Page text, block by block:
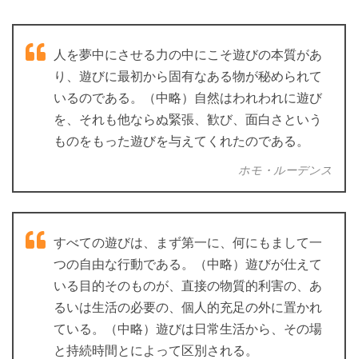
人を夢中にさせる力の中にこそ遊びの本質があ
り、遊びに最初から固有なある物が秘められて
いるのである。（中略）自然はわれわれに遊び
を、それも他ならぬ緊張、歓び、面白さという
ものをもった遊びを与えてくれたのである。
ホモ・ルーデンス
すべての遊びは、まず第一に、何にもまして一
つの自由な行動である。（中略）遊びが仕えて
いる目的そのものが、直接の物質的利害の、あ
るいは生活の必要の、個人的充足の外に置かれ
ている。（中略）遊びは日常生活から、その場
と持続時間とによって区別される。